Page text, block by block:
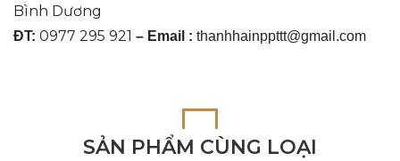
Bình Dương
ĐT: 0977 295 921 – Email : thanhhainppttt@gmail.com
SẢN PHẨM CÙNG LOẠI